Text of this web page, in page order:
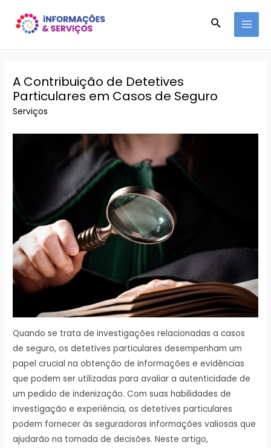
para
Pesquisar
A Contribuição de Detetives
Particulares em Casos de Seguro
Serviços
Quando se trata de investigações relacionadas a casos
de seguro, os detetives particulares desempenham um
papel crucial na obtenção de informações e evidências
que podem ser utilizadas para avaliar a autenticidade de
um pedido de indenização. Com suas habilidades de
investigação e experiência, os detetives particulares
podem fornecer às seguradoras informações valiosas que
ajudarão na tomada de decisões. Neste artigo,